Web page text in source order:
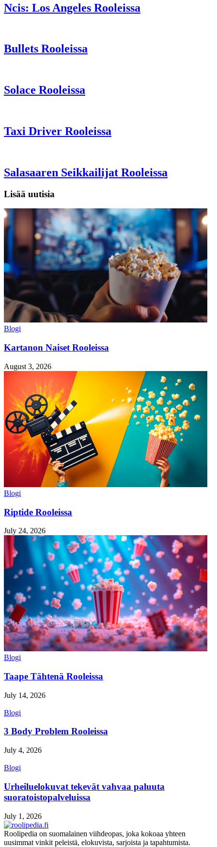
Ncis: Los Angeles Rooleissa
Bullets Rooleissa
Solace Rooleissa
Taxi Driver Rooleissa
Salasaaren Seikkailijat Rooleissa
Lisää uutisia
Blogi
Kartanon Naiset Rooleissa
August 3, 2026
Blogi
Riptide Rooleissa
July 24, 2026
Blogi
Taape Tähtenä Rooleissa
July 14, 2026
Blogi
3 Body Problem Rooleissa
July 4, 2026
Blogi
Urheiluelokuvat tekevät vahvaa paluuta
suoratoistopalveluissa
July 1, 2026
Roolipedia on suomalainen viihdeopas, joka kokoaa yhteen
uusimmat vinkit peleistä, elokuvista, sarjoista ja tapahtumista.